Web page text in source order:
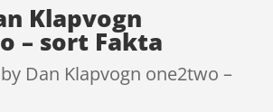
Klapvogn
– sort Fakta
Dan Klapvogn one2two –